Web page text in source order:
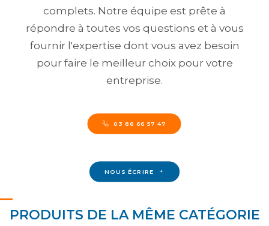
complets. Notre équipe est prête à
répondre à toutes vos questions et à vous
fournir l'expertise dont vous avez besoin
pour faire le meilleur choix pour votre
entreprise.
03 86 66 57 47
NOUS ÉCRIRE
PRODUITS DE LA MÊME CATÉGORIE